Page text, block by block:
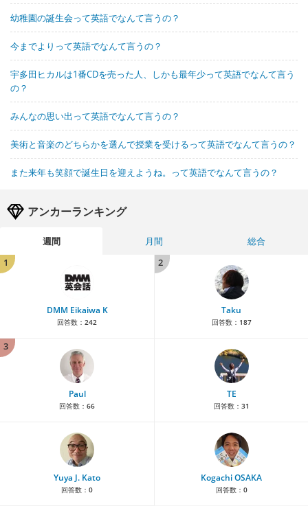
幼稚園の誕生会って英語でなんて言うの？
今までよりって英語でなんて言うの？
宇多田ヒカルは1番CDを売った人、しかも最年少って英語でなんて言う
の？
みんなの思い出って英語でなんて言うの？
美術と音楽のどちらかを選んで授業を受けるって英語でなんて言うの？
また来年も笑顔で誕生日を迎えようね。って英語でなんて言うの？
アンカーランキング
週間 月間
総合
1
DMM Eikaiwa K
回答数： 242
2
Taku
回答数： 187
3
Paul
回答数： 66
TE
回答数： 31
Yuya J. Kato
回答数： 0
Kogachi OSAKA
回答数： 0